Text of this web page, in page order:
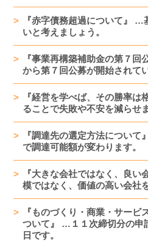
『赤字債務超過について』
いと考えましょう。
『事業再構築補助金の第７
から第７回公募が開始されて
『経営を学べば、その勝率
ることで失敗や不安を減らせ
『調達先の選定方法につい
で調達可能額が変わります。
『大きな会社ではなく、良
模ではなく、価値の高い会社
『ものづくり・商業・サービ
ついて』 …１１次締切分の申
日です。